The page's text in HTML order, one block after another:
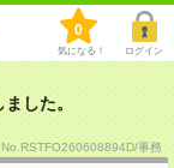
0
気になる！ ログイン
した。
No.RSTFO260608894D/事務